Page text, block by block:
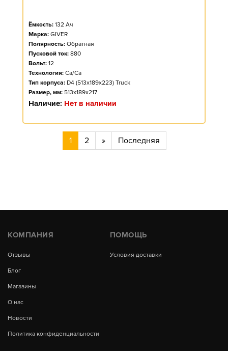
Ёмкость: 132 Ач
Марка: GIVER
Полярность: Обратная
Пусковой ток: 880
Вольт: 12
Технология: Ca/Ca
Тип корпуса: D4 (513x189x223) Truck
Размер, мм: 513x189x217
Наличие: Нет в наличии
1 2 » Последняя
КОМПАНИЯ
Отзывы
Блог
Магазины
О нас
Новости
Политика конфиденциальности
ПОМОЩЬ
Условия доставки